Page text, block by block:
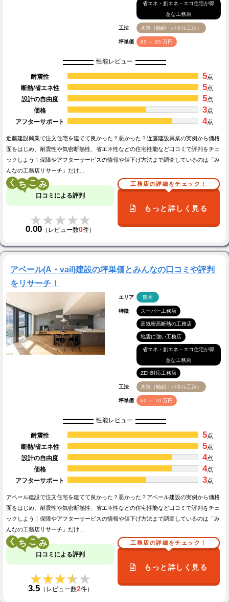
省エネ・創エネ・エコ住宅が得
意な工務店
工法 木造（軸組・パネル工法）
坪単価 85 ～ 95 万円
性能レビュー
耐震性 5点
断熱/省エネ性
5点
設計の自由度
5点
価格
3点
アフターサポート
4点
近藤建設興業で注文住宅を建てて良かった？悪かった？近藤建設興業の実例から価格
面をはじめ、耐震性や気密断熱性、省エネ性などの住宅性能など口コミで評判をチェ
ックしよう！保障やアフターサービスの情報や値下げ方法まで調査しているのは「み
んなの工務店リサーチ」だけ…
く こ
口コミによる評判
★★★★★
★★★★★
0.00 （レビュー数0件）
工務店の詳細をチェック！
もっと詳しく見る
アベール(A・vail)建設の坪単価とみんなの口コミや評判
をリサーチ！
エリア 熊本
特徴 スーパー工務店
高気密高断熱の工務店
地震に強い工務店
省エネ・創エネ・エコ住宅が得
意な工務店
ZEH対応工務店
工法 木造（軸組・パネル工法）
坪単価 60 ～ 70 万円
性能レビュー
耐震性 5点
断熱/省エネ性
5点
設計の自由度
4点
価格
4点
アフターサポート
3点
アベール建設で注文住宅を建てて良かった？悪かった？アベール建設の実例から価格
面をはじめ、耐震性や気密断熱性、省エネ性などの住宅性能など口コミで評判をチェ
ックしよう！保障やアフターサービスの情報や値下げ方法まで調査しているのは「み
んなの工務店リサーチ」だけ…
く こ
口コミによる評判
★★★★★
★★★★★
3.5（レビュー数2件）
工務店の詳細をチェック！
もっと詳しく見る